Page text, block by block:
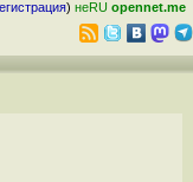
) неRU opennet.me